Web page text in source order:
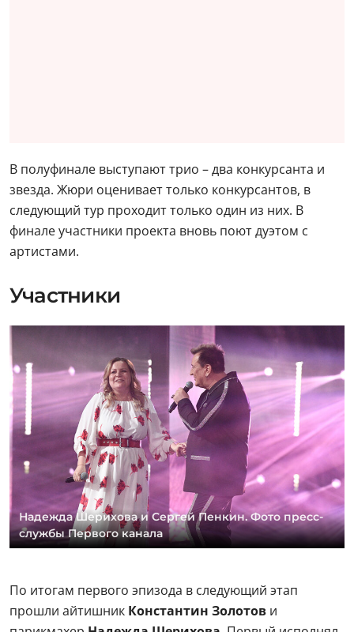
В полуфинале выступают трио – два конкурсанта и
звезда. Жюри оценивает только конкурсантов, в
следующий тур проходит только один из них. В
финале участники проекта вновь поют дуэтом с
артистами.
Участники
Надежда Шерихова и Сергей Пенкин. Фото пресс-
службы Первого канала
По итогам первого эпизода в следующий этап
прошли айтишник Константин Золотов и